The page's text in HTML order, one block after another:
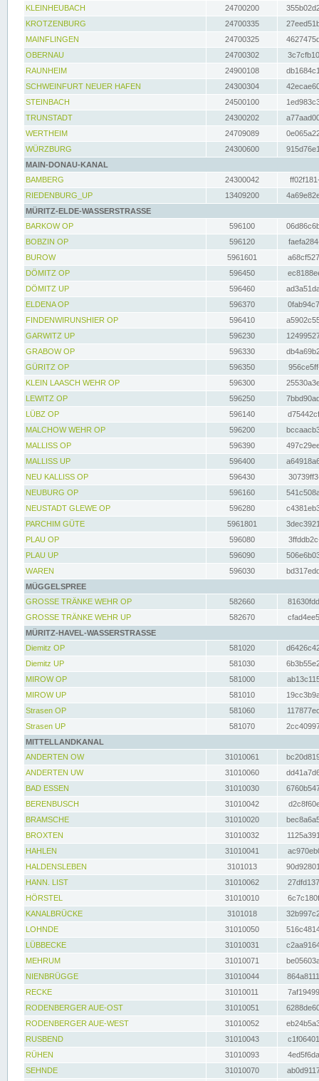
KLEINHEUBACH 24700200
KROTZENBURG
24700335
MAINFLINGEN
24700325
OBERNAU
24700302
RAUNHEIM
24900108
SCHWEINFURT NEUER HAFEN
24300304
STEINBACH
24500100
TRUNSTADT
24300202
WERTHEIM
24709089
WÜRZBURG
24300600
MAIN-DONAU-KANAL
BAMBERG
24300042
RIEDENBURG_UP
13409200
MÜRITZ-ELDE-WASSERSTRASSE
BARKOW OP
596100
BOBZIN OP
596120
BUROW
5961601
DÖMITZ OP
596450
DÖMITZ UP
596460
ELDENA OP
596370
FINDENWIRUNSHIER OP
596410
GARWITZ UP
596230
GRABOW OP
596330
GÜRITZ OP
596350
KLEIN LAASCH WEHR OP
596300
LEWITZ OP
596250
LÜBZ OP
596140
MALCHOW WEHR OP
596200
MALLISS OP
596390
MALLISS UP
596400
NEU KALLISS OP
596430
NEUBURG OP
596160
NEUSTADT GLEWE OP
596280
PARCHIM GÜTE
5961801
PLAU OP
596080
PLAU UP
596090
WAREN
596030
MÜGGELSPREE
GROSSE TRÄNKE WEHR OP
582660
GROSSE TRÄNKE WEHR UP
582670
MÜRITZ-HAVEL-WASSERSTRASSE
Diemitz OP
581020
Diemitz UP
581030
MIROW OP
581000
MIROW UP
581010
Strasen OP
581060
Strasen UP
581070
MITTELLANDKANAL
ANDERTEN OW
31010061
ANDERTEN UW
31010060
BAD ESSEN
31010030
BERENBUSCH
31010042
BRAMSCHE
31010020
BROXTEN
31010032
HAHLEN
31010041
HALDENSLEBEN
3101013
HANN. LIST
31010062
HÖRSTEL
31010010
KANALBRÜCKE
3101018
LOHNDE
31010050
LÜBBECKE
31010031
MEHRUM
31010071
NIENBRÜGGE
31010044
RECKE
31010011
RODENBERGER AUE-OST
31010051
RODENBERGER AUE-WEST
31010052
RUSBEND
31010043
RÜHEN
31010093
SEHNDE
31010070